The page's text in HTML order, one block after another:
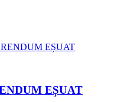
EȘUAT